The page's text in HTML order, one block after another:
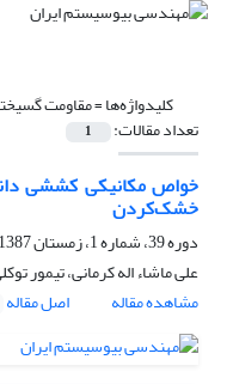
کلیدواژه‌ها =مقاومت
تعداد مقالات: 1
خواص مکانیکی کششی
خشک‌کردن
دوره 39، شماره 1، زمستان 1387
علی ماشاء اله کرمانی، تیمور
مشاهده مقاله
اصل مقاله